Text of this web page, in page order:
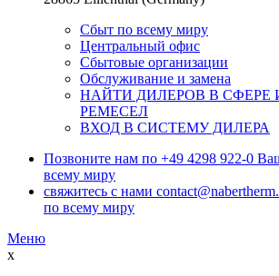
Сбыт по всему миру
Центральный офис
Сбытовые организации
Обслуживание и замена
НАЙТИ ДИЛЕРОВ В СФЕРЕ
РЕМЕСЕЛ
ВХОД В СИСТЕМУ ДИЛЕРА
Позвоните нам по +49 4298 922-0
всему миру
свяжитесь с нами
по всему миру
Меню
x